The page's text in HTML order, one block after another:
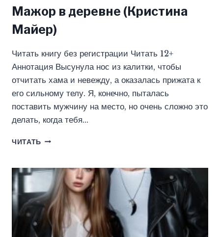
Мажор в деревне (Кристина
Майер)
Читать книгу без регистрации Читать 12+
Аннотация Высунула нос из калитки, чтобы
отчитать хама и невежду, а оказалась прижата к
его сильному телу. Я, конечно, пыталась
поставить мужчину на место, но очень сложно это
делать, когда тебя…
ЧИТАТЬ МАЖОР
(КРИСТИНА
МАЙЕР)